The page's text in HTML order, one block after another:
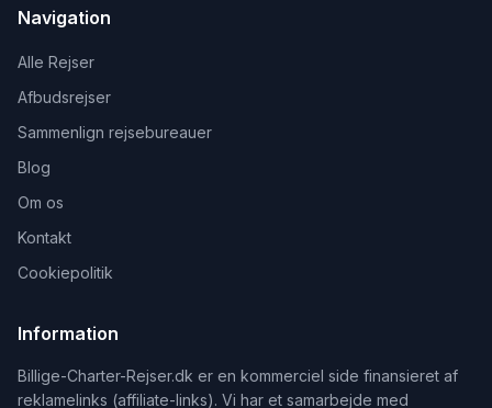
Navigation
Alle Rejser
Afbudsrejser
Sammenlign rejsebureauer
Blog
Om os
Kontakt
Cookiepolitik
Information
Billige-Charter-Rejser.dk er en kommerciel side finansieret af
reklamelinks (affiliate-links). Vi har et samarbejde med